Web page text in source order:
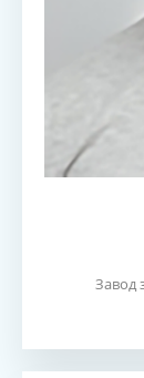
Завод